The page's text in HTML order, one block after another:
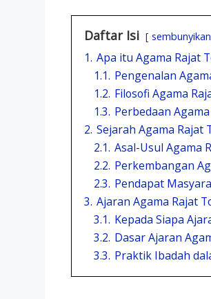
Daftar Isi sembunyikan
1. Apa itu Agama Rajat
1.1. Pengenalan
1.2. Filosofi Agama
1.3. Perbedaan
2. Sejarah Agama Rajat
2.1. Asal-Usul Agama
2.2. Perkembangan
2.3. Pendapat
3. Ajaran Agama Rajat
3.1. Kepada Siapa
3.2. Dasar Ajaran
3.3. Praktik Ibadah